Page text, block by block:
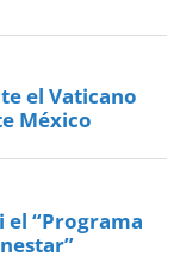
el Vaticano
México
el “Programa